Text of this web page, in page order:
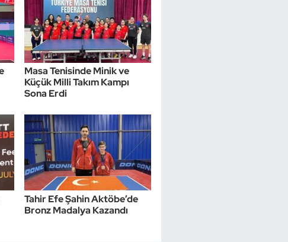
Masa Tenisinde Minik ve
Küçük Milli Takım Kampı
Sona Erdi
Tahir Efe Şahin Aktöbe’de
Bronz Madalya Kazandı